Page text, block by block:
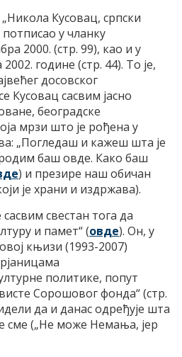
Кусовац, српски
у чланку
2000. (стр. 99), као и у
године (стр. 44). То је,
досовског
Кусовац сасвим јасно
београдске
мрзи што је рођена у
„Погледаш и кажеш шта је
баш овде. Како баш
) и презире наш обичан
је храни и издржава).
свестан тога да
и памет“ (овде). Он, у
књизи (1993-2007)
политике, попут
Сорошовог фонда“ (стр.
да и данас одређује шта
сме („Не може Немања, јер